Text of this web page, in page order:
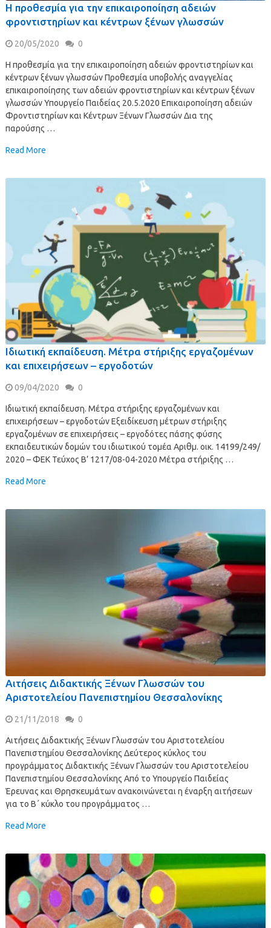
Η προθεσμία για την επικαιροποίηση αδειών
φροντιστηρίων και κέντρων ξένων γλωσσών
20/05/2020 0
Η προθεσμία για την επικαιροποίηση αδειών φροντιστηρίων και
κέντρων ξένων γλωσσών Προθεσμία υποβολής αναγγελίας
επικαιροποίησης των αδειών φροντιστηρίων και κέντρων ξένων
γλωσσών Υπουργείο Παιδείας 20.5.2020 Επικαιροποίηση αδειών
Φροντιστηρίων και Κέντρων Ξένων Γλωσσών Δια της
παρούσης …
Read More
Ιδιωτική εκπαίδευση. Μέτρα στήριξης εργαζομένων
και επιχειρήσεων – εργοδοτών
09/04/2020 0
Ιδιωτική εκπαίδευση. Μέτρα στήριξης εργαζομένων και
επιχειρήσεων – εργοδοτών Εξειδίκευση μέτρων στήριξης
εργαζομένων σε επιχειρήσεις – εργοδότες πάσης φύσης
εκπαιδευτικών δομών του ιδιωτικού τομέα Αριθμ. οικ. 14199/249/
2020 – ΦΕΚ Τεύχος B’ 1217/08-04-2020 Μέτρα στήριξης …
Read More
Αιτήσεις Διδακτικής Ξένων Γλωσσών του
Αριστοτελείου Πανεπιστημίου Θεσσαλονίκης
21/11/2018 0
Αιτήσεις Διδακτικής Ξένων Γλωσσών του Αριστοτελείου
Πανεπιστημίου Θεσσαλονίκης Δεύτερος κύκλος του
προγράμματος Διδακτικής Ξένων Γλωσσών του Αριστοτελείου
Πανεπιστημίου Θεσσαλονίκης Από το Υπουργείο Παιδείας
Έρευνας και Θρησκευμάτων ανακοινώνεται η έναρξη αιτήσεων
για το Β΄ κύκλο του προγράμματος …
Read More